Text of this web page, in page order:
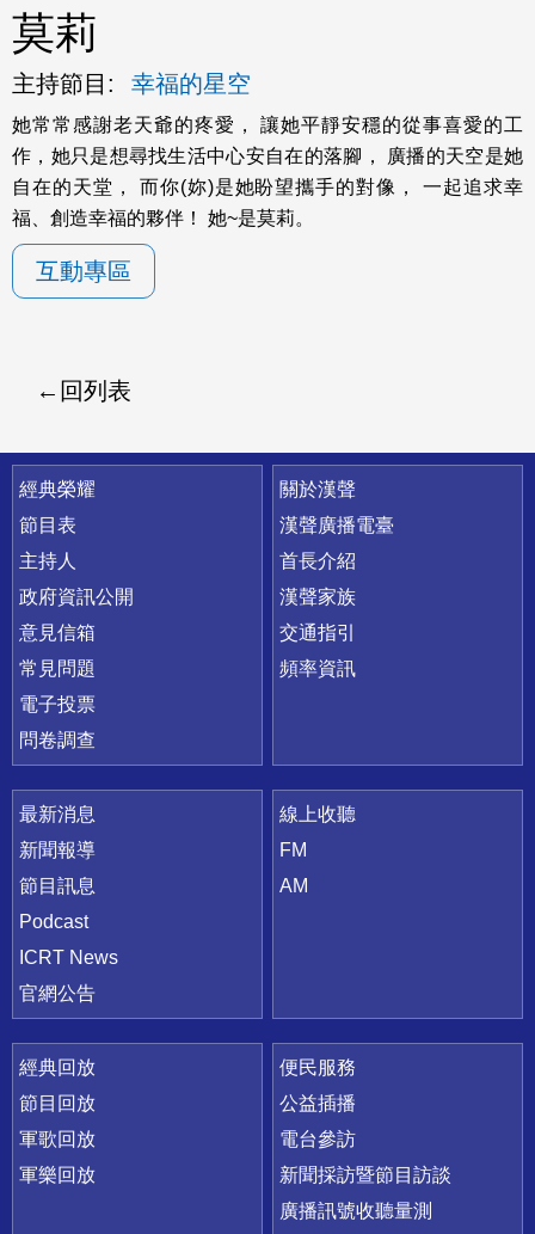
莫莉
主持節目: 幸福的星空
她常常感謝老天爺的疼愛， 讓她平靜安穩的從事喜愛的工
作，她只是想尋找生活中心安自在的落腳， 廣播的天空是她
自在的天堂， 而你(妳)是她盼望攜手的對像， 一起追求幸
福、創造幸福的夥伴！ 她~是莫莉。
互動專區
回列表
快速連結
經典榮耀
節目表
主持人
政府資訊公開
意見信箱
常見問題
電子投票
問卷調查
關於漢聲
漢聲廣播電臺
首長介紹
漢聲家族
交通指引
頻率資訊
最新消息
新聞報導
節目訊息
Podcast
ICRT News
官網公告
線上收聽
FM
AM
經典回放
節目回放
軍歌回放
軍樂回放
便民服務
公益插播
電台參訪
新聞採訪暨節目訪談
廣播訊號收聽量測